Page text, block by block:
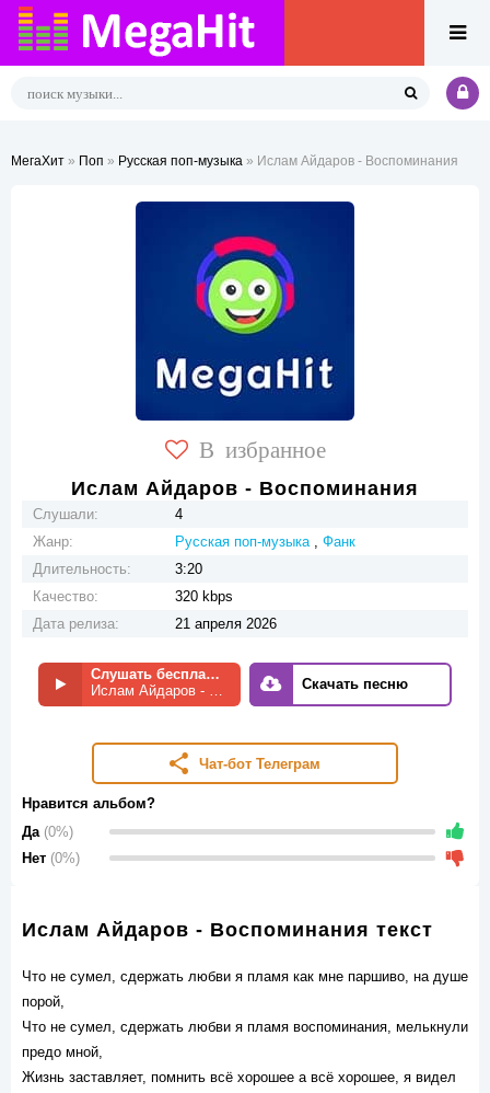
МегаХит » Поп » Русская поп-музыка » Ислам Айдаров - Воспоминания
В избранное
Ислам Айдаров - Воспоминания
Слушали:
4
Жанр:
Русская поп-музыка, Фанк
Длительность:
3:20
Качество:
320 kbps
Дата релиза:
21 апреля 2026
Слушать бесплатно
Ислам Айдаров - Воспоминания
Скачать песню
Чат-бот Телеграм
Нравится альбом?
Да (0%)
Нет (0%)
Ислам Айдаров - Воспоминания текст
Что не сумел, сдержать любви я пламя как мне паршиво, на душе
порой,
Что не сумел, сдержать любви я пламя воспоминания, мелькнули
предо мной,
Жизнь заставляет, помнить всё хорошее а всё хорошее, я видел